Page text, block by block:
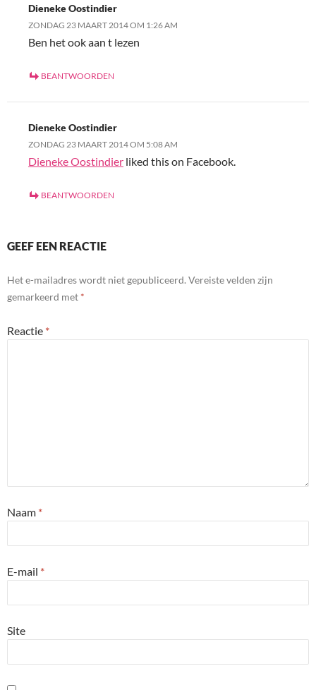
Dieneke Oostindier
ZONDAG 23 MAART 2014 OM 1:26 AM
Ben het ook aan t lezen
BEANTWOORDEN
Dieneke Oostindier
ZONDAG 23 MAART 2014 OM 5:08 AM
Dieneke Oostindier liked this on Facebook.
BEANTWOORDEN
GEEF EEN REACTIE
Het e-mailadres wordt niet gepubliceerd. Vereiste velden zijn
gemarkeerd met *
Reactie *
Naam *
E-mail *
Site